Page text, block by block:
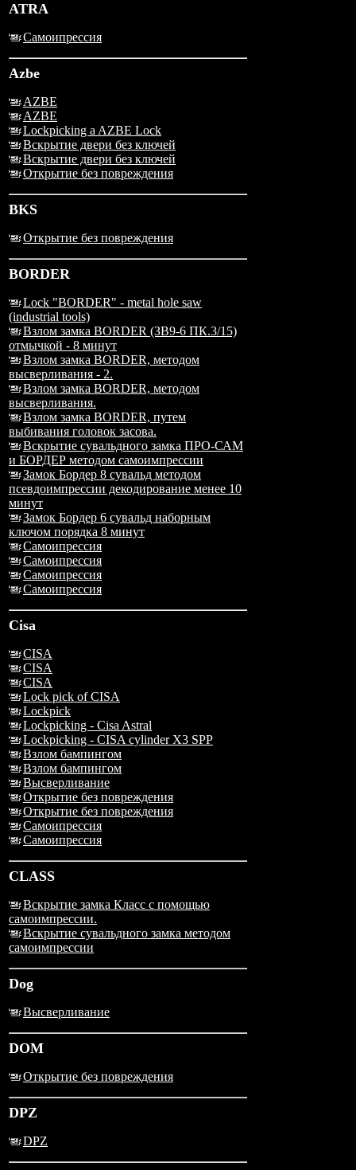
ATRA
Самоипрессия
Azbe
AZBE
AZBE
Lockpicking a AZBE Lock
Вскрытие двери без ключей
Вскрытие двери без ключей
Открытие без повреждения
BKS
Открытие без повреждения
BORDER
Lock "BORDER" - metal hole saw
(industrial tools)
Взлом замка BORDER (ЗВ9-6 ПК.3/15)
отмычкой - 8 минут
Взлом замка BORDER, методом
высверливания - 2.
Взлом замка BORDER, методом
высверливания.
Взлом замка BORDER, путем
выбивания головок засова.
Вскрытие сувальдного замка ПРО-САМ
и БОРДЕР методом самоимпрессии
Замок Бордер 8 сувальд методом
псевдоимпрессии декодирование менее 10
минут
Замок Бордер 6 сувальд наборным
ключом порядка 8 минут
Самоипрессия
Самоипрессия
Самоипрессия
Самоипрессия
Cisa
CISA
CISA
CISA
Lock pick of CISA
Lockpick
Lockpicking - Cisa Astral
Lockpicking - CISA cylinder X3 SPP
Взлом бампингом
Взлом бампингом
Высверливание
Открытие без повреждения
Открытие без повреждения
Самоипрессия
Самоипрессия
CLASS
Вскрытие замка Класс с помощью
самоимпрессии.
Вскрытие сувальдного замка методом
самоимпрессии
Dog
Высверливание
DOM
Открытие без повреждения
DPZ
DPZ